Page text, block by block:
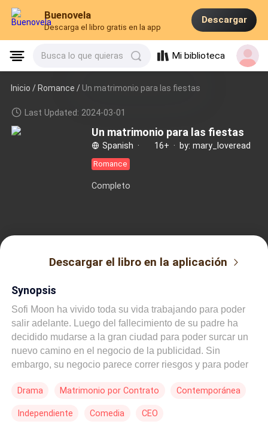
Buenovela
Descarga el libro gratis en la app
Descargar
Busca lo que quieras Mi biblioteca
Inicio /Romance / Un matrimonio para las fiestas
Last Updated: 2024-03-01
Un matrimonio para las fiestas
Spanish · 16+ · by: mary_loveread
Romance
Completo
Descargar el libro en la aplicación
Synopsis
Sofi Moon ha vivido toda su vida trabajando para poder
salir adelante. Luego del fallecimiento de su padre ha
decidido mudarse a la gran ciudad para poder surcar un
nuevo camino en el negocio de la publicidad. Sin
embargo, su negocio parece correr riesgos y para poder
firmas más ricas del país. Para su mala suerte, en un
Austin Jones, de dicha firma. Creyendo que todo ha sido
Drama Matrimonio por Contrato Contemporánea
Independiente Comedia CEO